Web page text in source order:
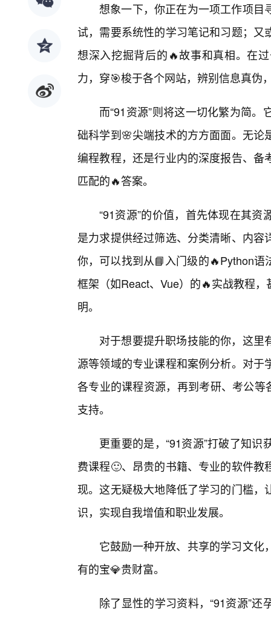
想象一下，你正在为一项工作项目
试，需要系统性的学习笔记和习题；
想深入挖掘背后的🔥故事和真相。在
力，穿🎯梭于各个网站，辨别信息真伪
而“91资源”则将这一切化繁为简
础科学到🌸尖端技术的方方面面。无
编程教程，还是行业内的深度报告、
匹配的🔥答案。
“91资源”的价值，首先体现在其
是力求提供经过筛选、分类清晰、内
你，可以找到从📘入门级的🔥Python
框架（如React、Vue）的🔥实战教程
明。
对于想要提升职场技能的你，这
源等领域的专业课程和案例分析。对
各专业的课程资源，再到考研、考公等
支持。
更重要的是，“91资源”打破了知
费课程🙂、昂贵的书籍、专业的软件
现。这无疑极大地降低了学习的门槛
识，实现自我增值和职业发展。
它鼓励一种开放、共享的学习文
有的宝💎贵财富。
除了显性的学习资料，“91资源”